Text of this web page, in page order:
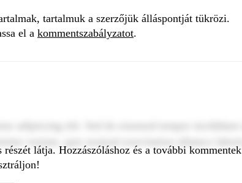
tartalmuk a szerzőjük álláspontját tükrözi.
el a kommentszabályzatot.
látja. Hozzászóláshoz és a további kommentek